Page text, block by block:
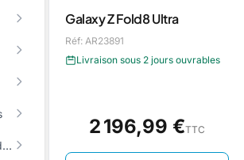
Warhammer et modélisme
Galaxy Z Fold8 Ultra
Réf: AR23891
Livraison sous 2 jours ouvrables
2 196,99 €TTC